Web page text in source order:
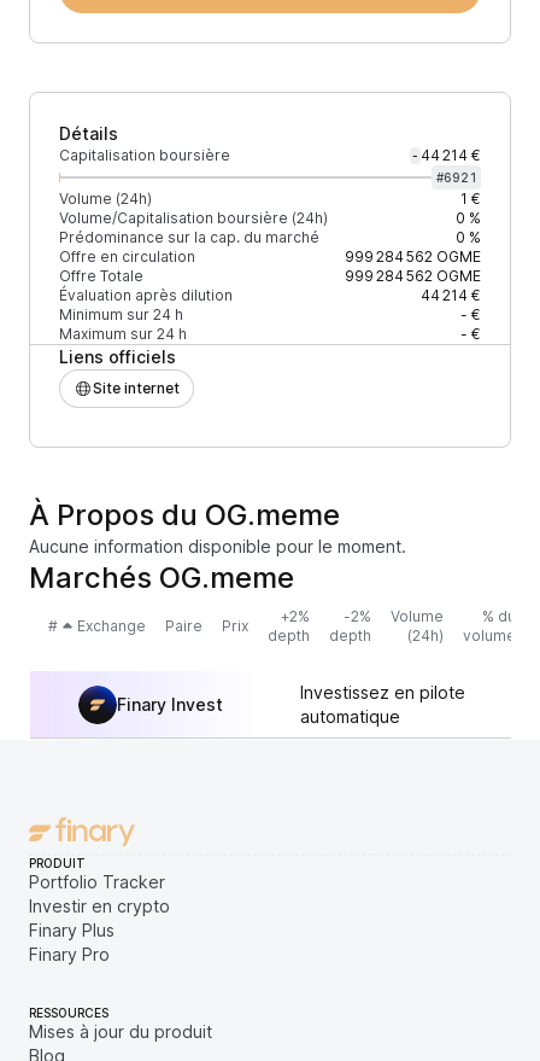
Détails
Capitalisation boursière - 44 214 €
#6921
Volume (24h)
1 €
Volume/Capitalisation boursière (24h)
0 %
Prédominance sur la cap. du marché
0 %
Offre en circulation
999 284 562OGME
Offre Totale
999 284 562OGME
Évaluation après dilution
44 214 €
Minimum sur 24 h
- €
Maximum sur 24 h
- €
Liens officiels
Site internet
À Propos du OG.meme
Aucune information disponible pour le moment.
Marchés OG.meme
# Exchange Paire Prix
+2%
depth
-2%
depth
Volume
(24h)
% du
volume
Finary Invest
Investissez en pilote
automatique
PRODUIT
Portfolio Tracker
Investir en crypto
Finary Plus
Finary Pro
RESSOURCES
Mises à jour du produit
Blog